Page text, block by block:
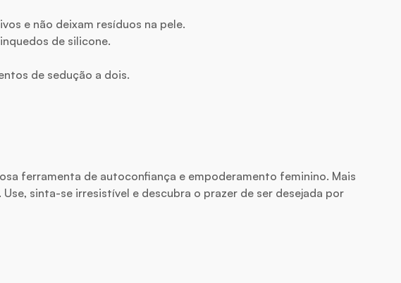
e não deixam resíduos na pele.
de silicone.
de sedução a dois.
ferramenta de autoconfiança e empoderamento feminino. Mais
sinta-se irresistível e descubra o prazer de ser desejada por